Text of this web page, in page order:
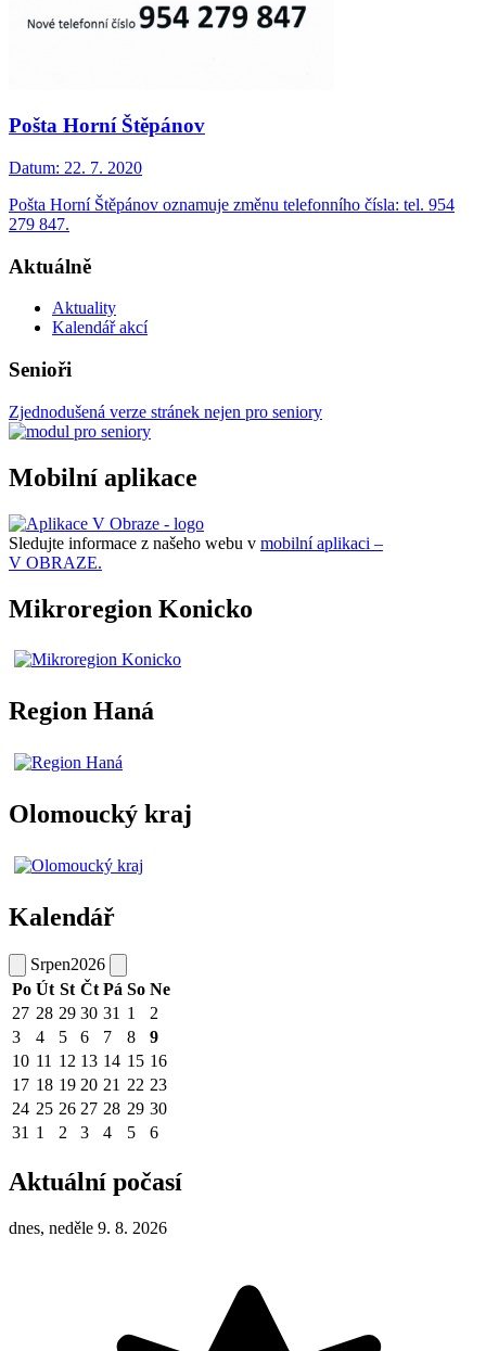
Pošta Horní Štěpánov
Datum: 22. 7. 2020
Pošta Horní Štěpánov oznamuje změnu telefonního čísla: tel. 954
279 847.
Aktuálně
Aktuality
Kalendář akcí
Senioři
Zjednodušená verze stránek nejen pro seniory
Mobilní aplikace
Sledujte informace z našeho webu v mobilní aplikaci –
V OBRAZE.
Mikroregion Konicko
Region Haná
Olomoucký kraj
Kalendář
Srpen2026
Po Út St Čt Pá So Ne
27 28 29 30 31 1
2
3
4 5 6 7 8
9
10 11 12 13 14 15 16
17 18 19 20 21 22 23
24 25 26 27 28 29 30
31 1 2 3 4 5 6
Aktuální počasí
dnes, neděle 9. 8. 2026